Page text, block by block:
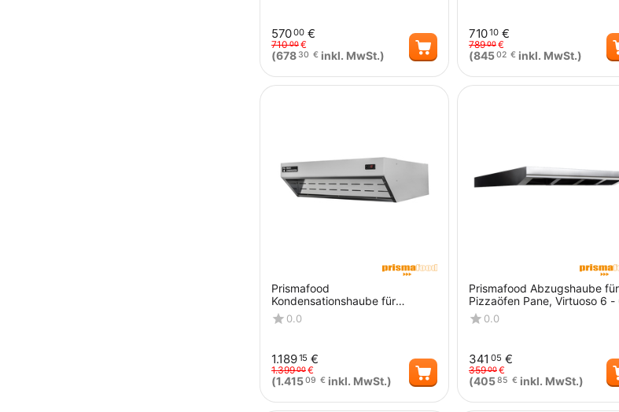
57000 €
71000€
(67830 € inkl. MwSt.)
71010 €
78900€
(84502 € inkl. MwSt.)
Prismafood
Kondensationshaube für
Supermercato 3
0.0
1.18915 €
1.39900€
(1.41509 € inkl. MwSt.)
Prismafood Abzugshaube für
Pizzaöfen Pane, Virtuoso 6 -
Breit0.0
341 05 €
35900€
(40585 € inkl. MwSt.)